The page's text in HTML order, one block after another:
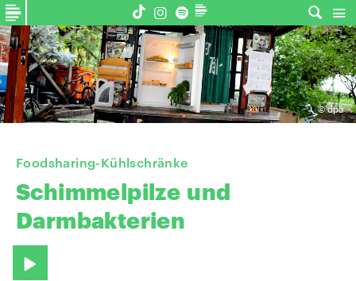
©dpa
Foodsharing-Kühlschränke
Schimmelpilze und
Darmbakterien